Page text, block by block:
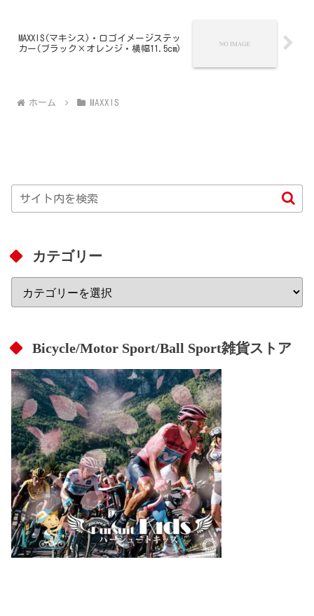
MAXXIS(マキシス)・ロゴイメージステッ
カー(ブラック×オレンジ・横幅11.5cm)
ホーム MAXXIS
カテゴリー
Bicycle/Motor Sport/Ball Sport雑貨ストア